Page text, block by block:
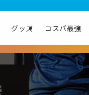
グッズ コスパ最強